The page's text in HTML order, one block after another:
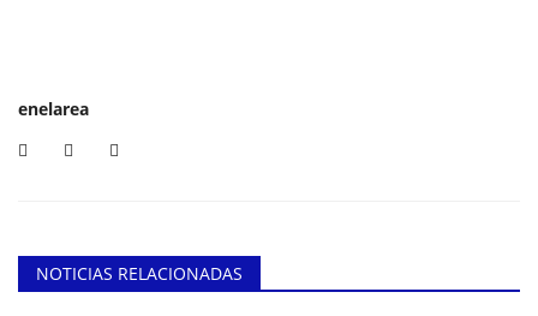
enelarea
NOTICIAS RELACIONADAS